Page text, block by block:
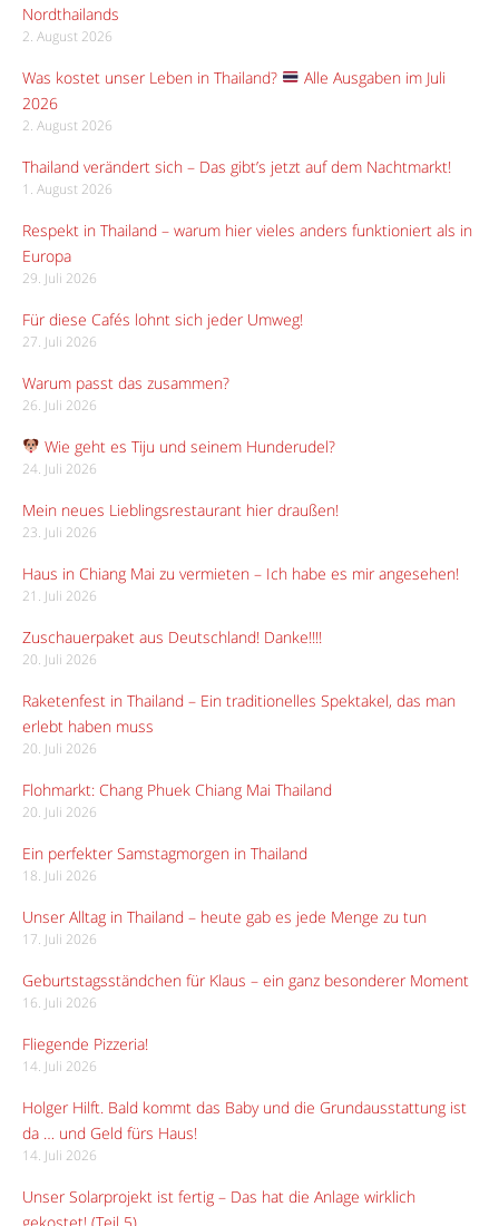
Nordthailands
2. August 2026
Was kostet unser Leben in Thailand?
Alle Ausgaben im Juli
2026
2. August 2026
Thailand verändert sich – Das gibt’s jetzt auf dem Nachtmarkt!
1. August 2026
Respekt in Thailand – warum hier vieles anders funktioniert als in
Europa
29. Juli 2026
Für diese Cafés lohnt sich jeder Umweg!
27. Juli 2026
Warum passt das zusammen?
26. Juli 2026
Wie geht es Tiju und seinem Hunderudel?
24. Juli 2026
Mein neues Lieblingsrestaurant hier draußen!
23. Juli 2026
Haus in Chiang Mai zu vermieten – Ich habe es mir angesehen!
21. Juli 2026
Zuschauerpaket aus Deutschland! Danke!!!!
20. Juli 2026
Raketenfest in Thailand – Ein traditionelles Spektakel, das man
erlebt haben muss
20. Juli 2026
Flohmarkt: Chang Phuek Chiang Mai Thailand
20. Juli 2026
Ein perfekter Samstagmorgen in Thailand
18. Juli 2026
Unser Alltag in Thailand – heute gab es jede Menge zu tun
17. Juli 2026
Geburtstagsständchen für Klaus – ein ganz besonderer Moment
16. Juli 2026
Fliegende Pizzeria!
14. Juli 2026
Holger Hilft. Bald kommt das Baby und die Grundausstattung ist
da … und Geld fürs Haus!
14. Juli 2026
Unser Solarprojekt ist fertig – Das hat die Anlage wirklich
gekostet! (Teil 5)